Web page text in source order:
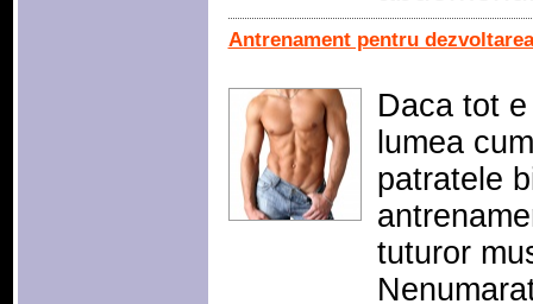
Antrenament pentru
Daca tot
lumea
patratele
tuturor